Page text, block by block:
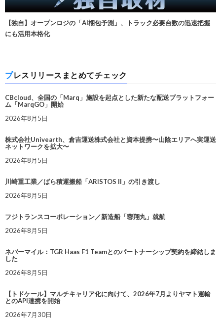
【独自】オープンロジの「AI梱包予測」、トラック必要台数の迅速把握
にも活用本格化
プレスリリースまとめてチェック
CBcloud、全国の「Marq」施設を起点とした新たな配送プラットフォー
ム「MarqGO」開始
2026年8月5日
株式会社Univearth、倉吉運送株式会社と資本提携〜山陰エリアへ実運送
ネットワークを拡大〜
2026年8月5日
川崎重工業／ばら積運搬船「ARISTOS II」の引き渡し
2026年8月5日
フジトランスコーポレーション／新造船「蓉翔丸」就航
2026年8月5日
ネバーマイル：TGR Haas F1 Teamとのパートナーシップ契約を締結しま
した
2026年8月5日
【トドケール】マルチキャリア化に向けて、2026年7月よりヤマト運輸
とのAPI連携を開始
2026年7月30日